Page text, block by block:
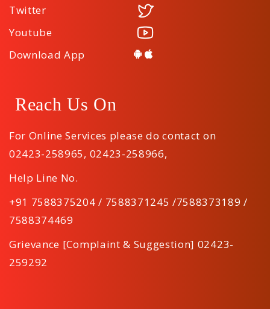
Twitter
Youtube
Download App
Reach Us On
For Online Services please do contact on
02423-258965, 02423-258966,
Help Line No.
+91 7588375204 / 7588371245 /7588373189 /
7588374469
Grievance [Complaint & Suggestion] 02423-
259292